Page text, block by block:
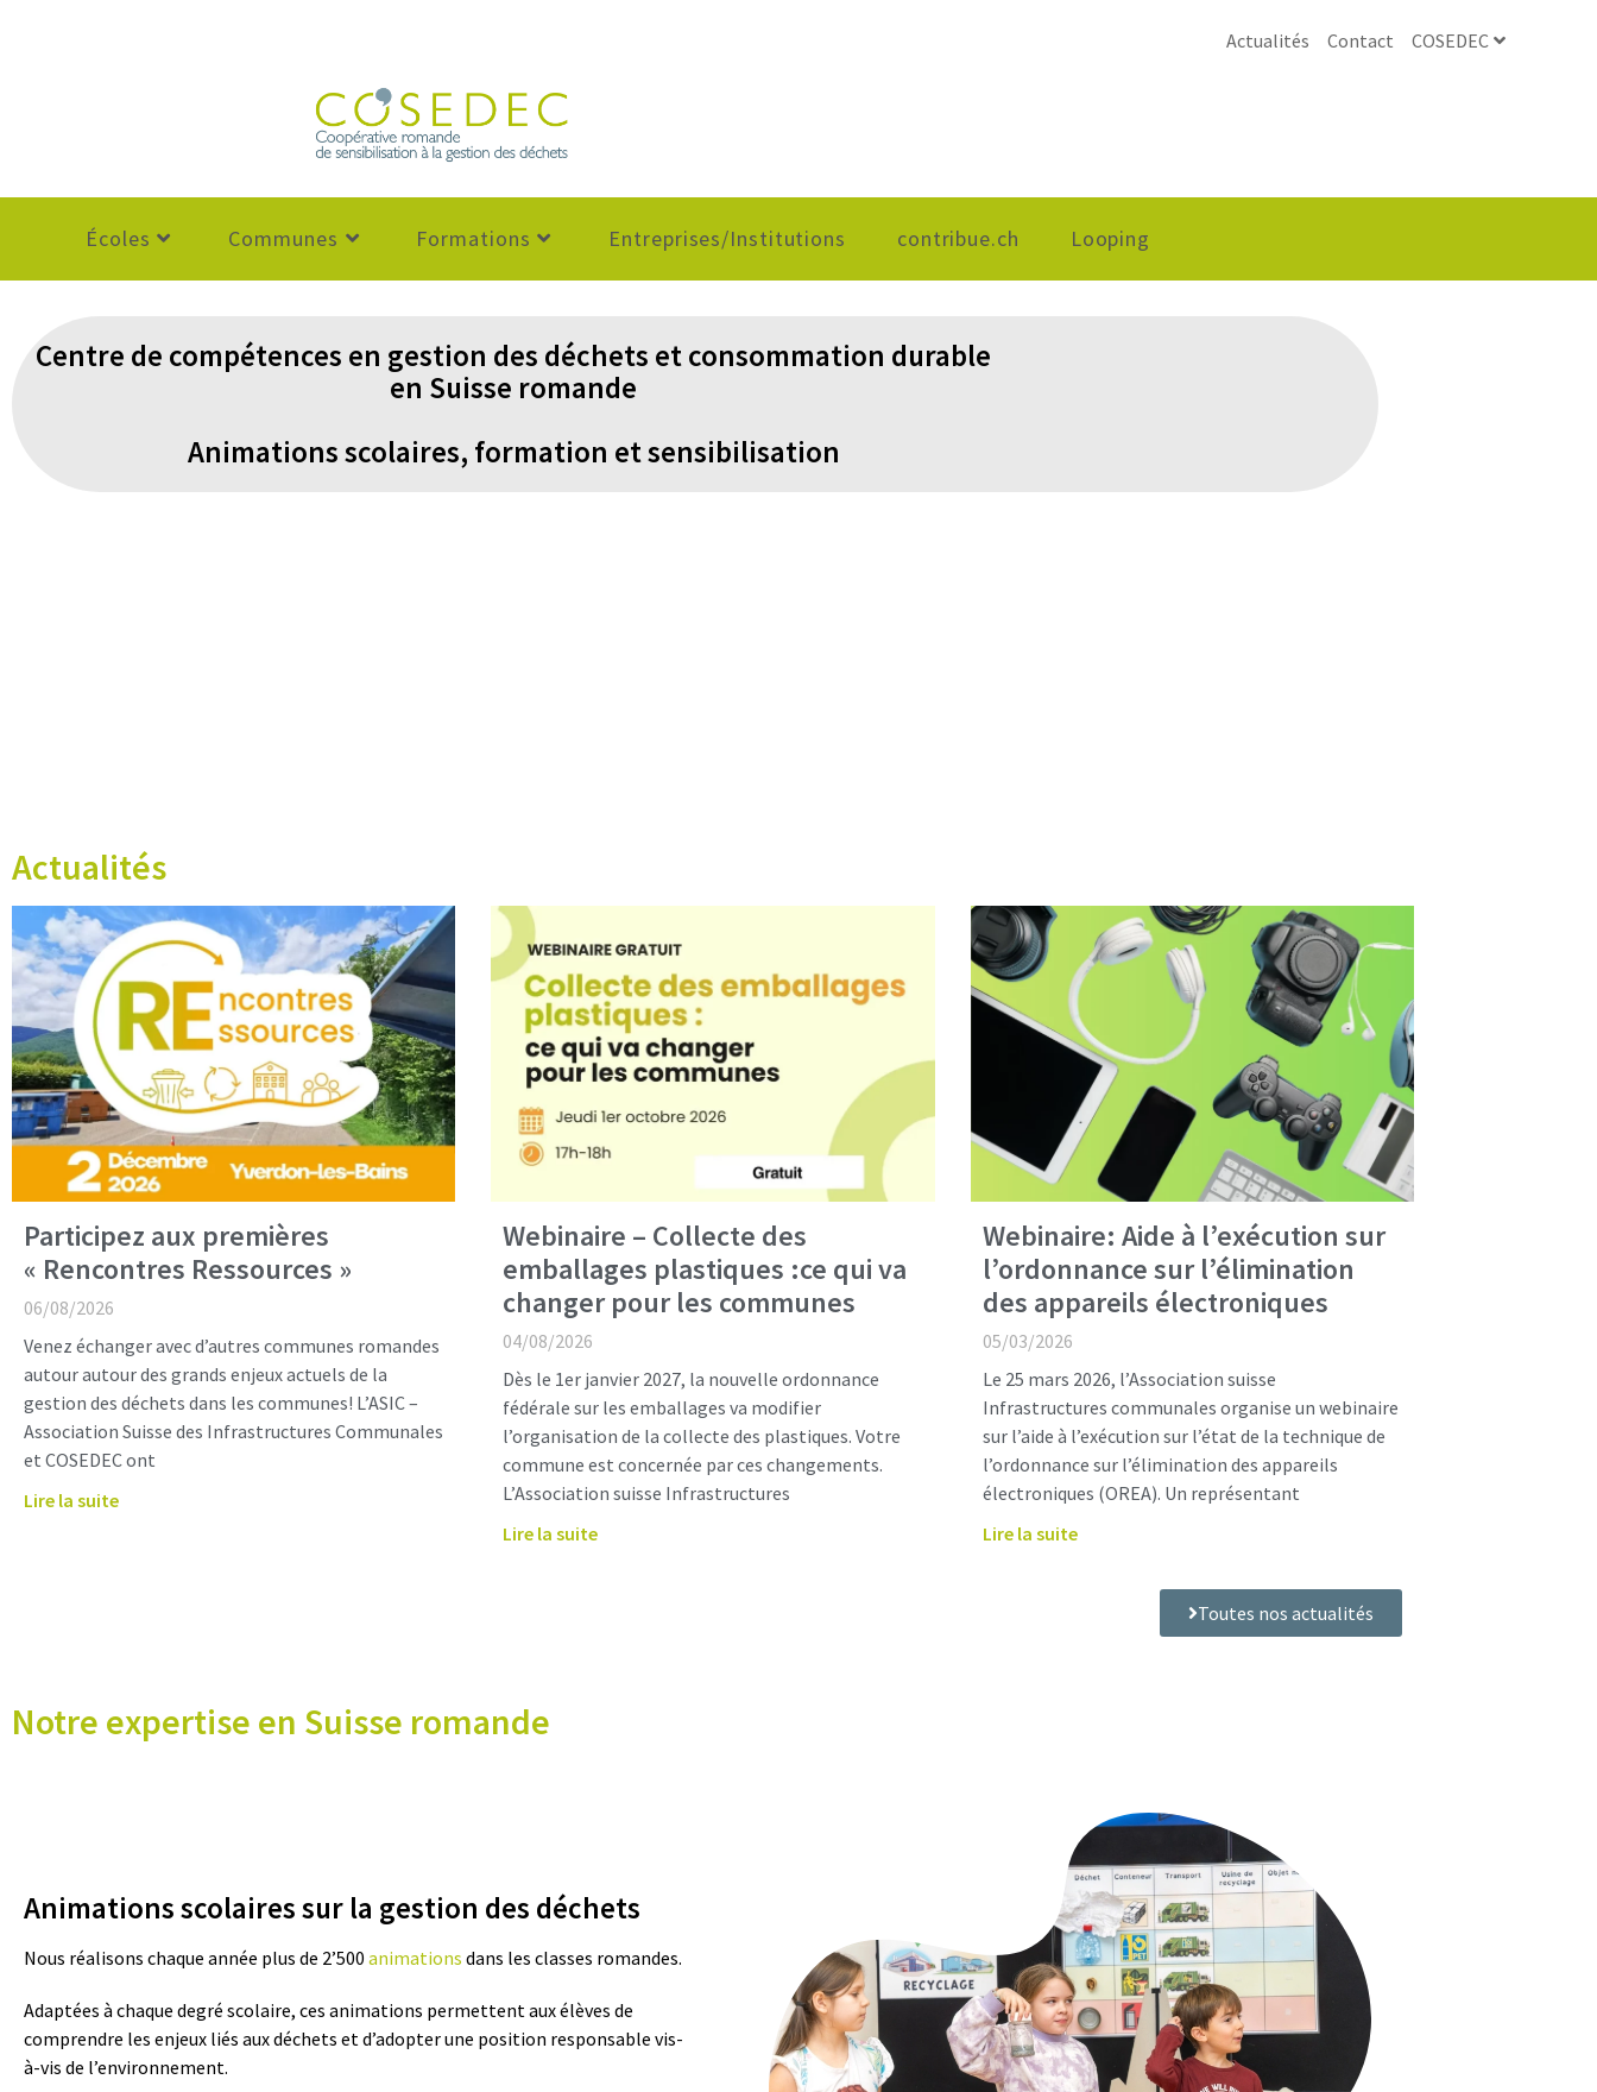
Actualités Contact COSEDEC
Écoles Communes Formations Entreprises/Institutions contribue.ch Looping
Centre de compétences en gestion des déchets et consommation durable
en Suisse romande
Animations scolaires, formation et sensibilisation
Actualités
Participez aux premières
« Rencontres Ressources »
06/08/2026
Venez échanger avec d’autres communes romandes
autour autour des grands enjeux actuels de la
gestion des déchets dans les communes! L’ASIC –
Association Suisse des Infrastructures Communales
et COSEDEC ont
Lire la suite
Webinaire – Collecte des
emballages plastiques :ce qui va
changer pour les communes
04/08/2026
Dès le 1er janvier 2027, la nouvelle ordonnance
fédérale sur les emballages va modifier
l’organisation de la collecte des plastiques. Votre
commune est concernée par ces changements.
L’Association suisse Infrastructures
Lire la suite
Webinaire: Aide à l’exécution sur
l’ordonnance sur l’élimination
des appareils électroniques
05/03/2026
Le 25 mars 2026, l’Association suisse
Infrastructures communales organise un webinaire
sur l’aide à l’exécution sur l’état de la technique de
l’ordonnance sur l’élimination des appareils
électroniques (OREA). Un représentant
Lire la suite
Toutes nos actualités
Notre expertise en Suisse romande
Animations scolaires sur la gestion des déchets
Nous réalisons chaque année plus de 2’500 animations dans les classes romandes.
Adaptées à chaque degré scolaire, ces animations permettent aux élèves de
comprendre les enjeux liés aux déchets et d’adopter une position responsable vis-
à-vis de l’environnement.